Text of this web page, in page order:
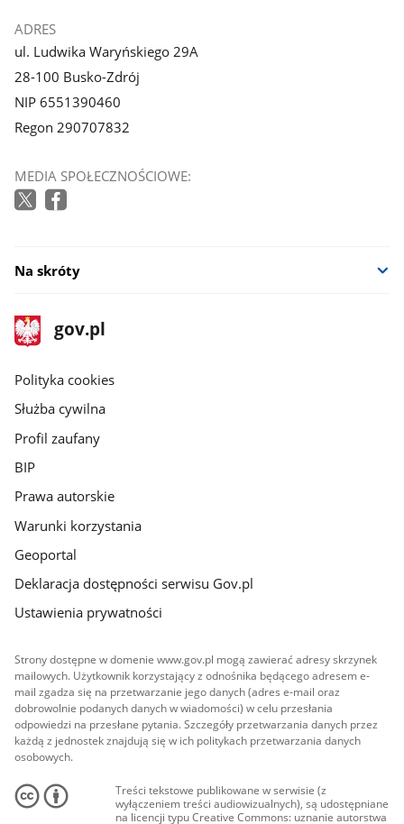
ADRES
ul. Ludwika Waryńskiego 29A
28-100 Busko-Zdrój
NIP 6551390460
Regon 290707832
MEDIA SPOŁECZNOŚCIOWE:
Na skróty
stopka
gov.pl
Strona
gov.pl
gov.pl
Polityka cookies
Służba cywilna
Profil zaufany
BIP
Prawa autorskie
Warunki korzystania
Geoportal
Deklaracja dostępności serwisu Gov.pl
Ustawienia prywatności
Strony dostępne w domenie www.gov.pl mogą zawierać adresy skrzynek
mailowych. Użytkownik korzystający z odnośnika będącego adresem e-
mail zgadza się na przetwarzanie jego danych (adres e-mail oraz
dobrowolnie podanych danych w wiadomości) w celu przesłania
odpowiedzi na przesłane pytania. Szczegóły przetwarzania danych przez
każdą z jednostek znajdują się w ich politykach przetwarzania danych
osobowych.
Treści tekstowe publikowane w serwisie (z
wyłączeniem treści audiowizualnych), są udostępniane
na licencji typu Creative Commons: uznanie autorstwa